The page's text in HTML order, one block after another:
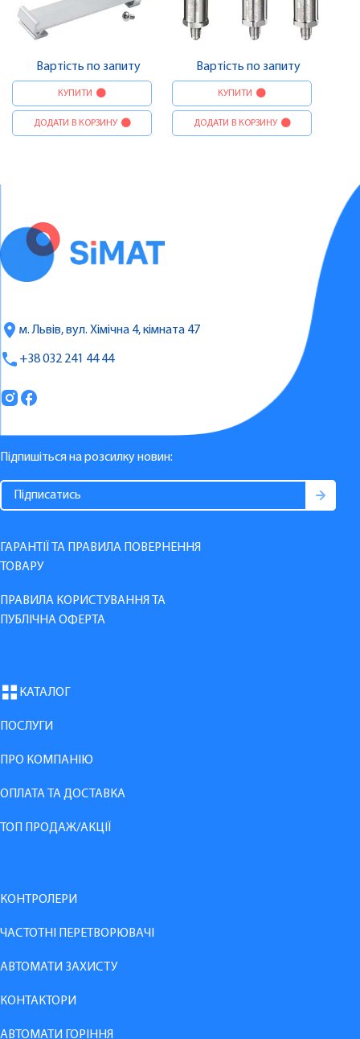
Вартість по запиту
КУПИТИ
ДОДАТИ В КОРЗИНУ
Вартість по запиту
КУПИТИ
ДОДАТИ В КОРЗИНУ
м. Львів, вул. Хімічна 4, кімната 47
+38 032 241 44 44
Підпишіться на розсилку новин:
ГАРАНТІЇ ТА ПРАВИЛА ПОВЕРНЕННЯ
ТОВАРУ
ПРАВИЛА КОРИСТУВАННЯ ТА
ПУБЛІЧНА ОФЕРТА
КАТАЛОГ
ПОСЛУГИ
ПРО КОМПАНІЮ
ОПЛАТА ТА ДОСТАВКА
ТОП ПРОДАЖ/АКЦІЇ
КОНТРОЛЕРИ
ЧАСТОТНІ ПЕРЕТВОРЮВАЧІ
АВТОМАТИ ЗАХИСТУ
КОНТАКТОРИ
АВТОМАТИ ГОРІННЯ